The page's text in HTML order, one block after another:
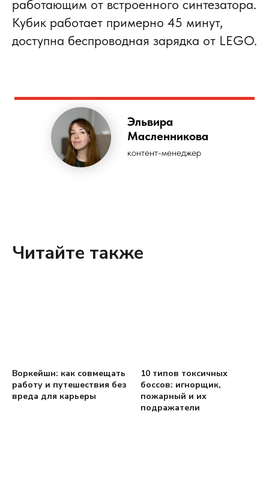
работающим от встроенного синтезатора.
Кубик работает примерно 45 минут,
доступна беспроводная зарядка от LEGO.
Эльвира
Масленникова
контент-менеджер
Читайте также
Воркейшн: как совмещать
работу и путешествия без
вреда для карьеры
10 типов токсичных
боссов: игнорщик,
пожарный и их
подражатели